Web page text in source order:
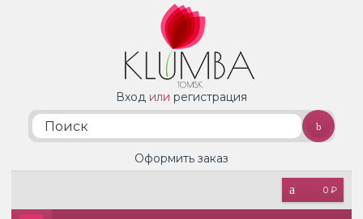
Вход или регистрация
0 ₽
Оформить заказ